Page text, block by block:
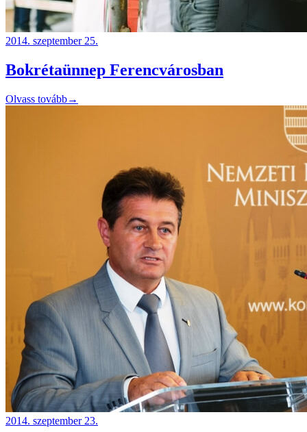
2014. szeptember 25.
Bokrétaünnep Ferencvárosban
Olvass tovább→
2014. szeptember 23.